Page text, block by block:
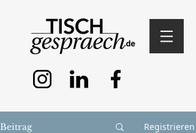
Beitrag Registrieren